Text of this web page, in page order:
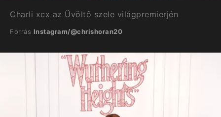
Charli xcx az Üvöltő szele világpremierjén
Forrás Instagram/@chrishoran20